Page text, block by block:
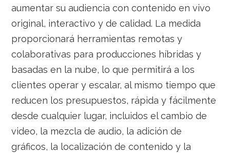
aumentar su audiencia con contenido en vivo
original, interactivo y de calidad. La medida
proporcionará herramientas remotas y
colaborativas para producciones híbridas y
basadas en la nube, lo que permitirá a los
clientes operar y escalar, al mismo tiempo que
reducen los presupuestos, rápida y fácilmente
desde cualquier lugar, incluidos el cambio de
video, la mezcla de audio, la adición de
gráficos, la localización de contenido y la